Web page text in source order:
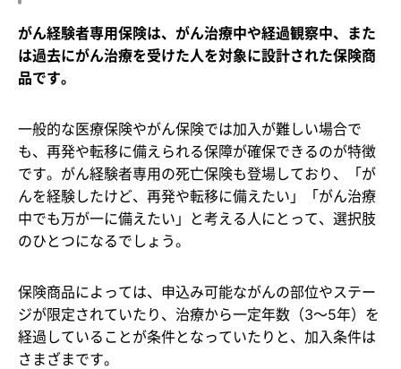
がん経験者専用保険は、がん治療中や経過観察中、また
は過去にがん治療を受けた人を対象に設計された保険商
品です。
一般的な医療保険やがん保険では加入が難しい場合で
も、再発や転移に備えられる保障が確保できるのが特徴
です。がん経験者専用の死亡保険も登場しており、「が
んを経験したけど、再発や転移に備えたい」「がん治療
中でも万が一に備えたい」と考える人にとって、選択肢
のひとつになるでしょう。
保険商品によっては、申込み可能ながんの部位やステー
ジが限定されていたり、治療から一定年数（3～5年）を
経過していることが条件となっていたりと、加入条件は
さまざまです。